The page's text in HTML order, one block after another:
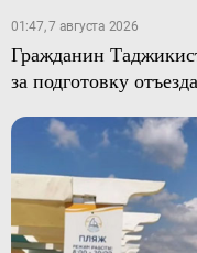
01:47, 7 августа 2026
Гражданин
за подготовку